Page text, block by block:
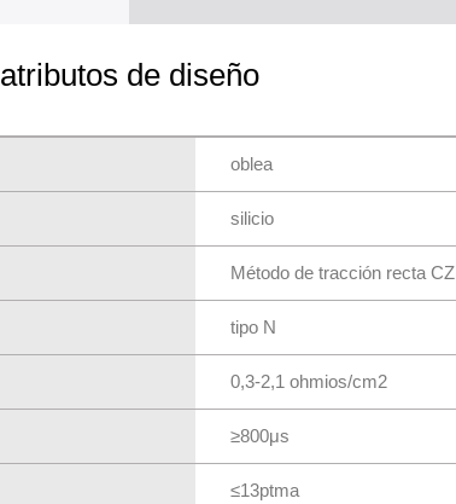
atributos de diseño
oblea
silicio
Método de tracción recta CZ
tipo N
0,3-2,1 ohmios/cm2
≥800μs
≤13ptma